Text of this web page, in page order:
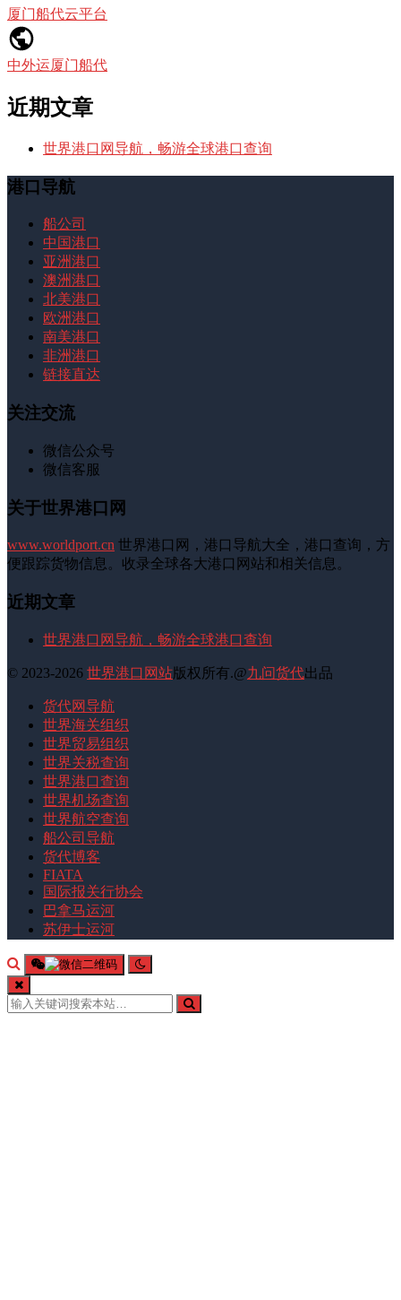
厦门船代云平台
中外运厦门船代
近期文章
世界港口网导航，畅游全球港口查询
港口导航
船公司
中国港口
亚洲港口
澳洲港口
北美港口
欧洲港口
南美港口
非洲港口
链接直达
关注交流
微信公众号
微信客服
关于世界港口网
www.worldport.cn 世界港口网，港口导航大全，港口查询，方
便跟踪货物信息。收录全球各大港口网站和相关信息。
近期文章
世界港口网导航，畅游全球港口查询
© 2023-2026 世界港口网站版权所有.@九问货代出品
货代网导航
世界海关组织
世界贸易组织
世界关税查询
世界港口查询
世界机场查询
世界航空查询
船公司导航
货代博客
FIATA
国际报关行协会
巴拿马运河
苏伊士运河